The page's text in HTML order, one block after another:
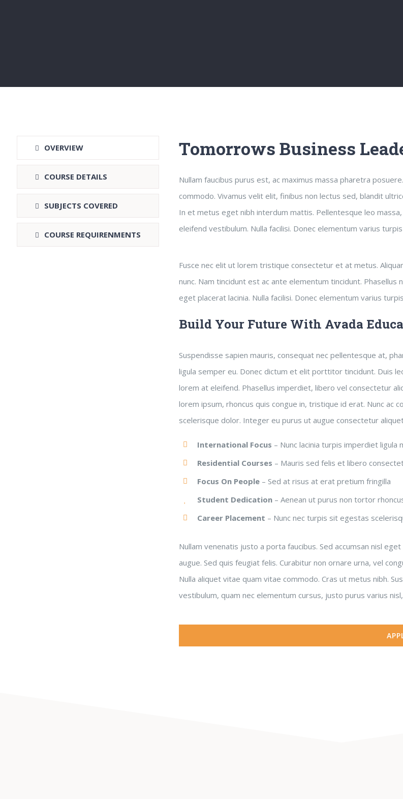
OVERVIEW
COURSE DETAILS
SUBJECTS COVERED
COURSE REQUIRENMENTS
Tomorrows Business
Nullam faucibus purus est, ac maximus massa pharetra
commodo. Vivamus velit elit, finibus non lectus sed, blandit
In et metus eget nibh interdum mattis. Pellentesque leo
eleifend vestibulum. Nulla facilisi. Donec elementum varius
Fusce nec elit ut lorem tristique consectetur et at metus.
nunc. Nam tincidunt est ac ante elementum tincidunt.
eget placerat lacinia. Nulla facilisi. Donec elementum varius
Build Your Future With Avada
Suspendisse sapien mauris, consequat nec pellentesque at,
ligula semper eu. Donec dictum et elit porttitor tincidunt. Duis
lorem at eleifend. Phasellus imperdiet, libero vel consectetur
lorem ipsum, rhoncus quis congue in, tristique id erat. Nunc ac
scelerisque dolor. Integer eu purus ut augue consectetur
International Focus – Nunc lacinia turpis imperdiet ligula
Residential Courses – Mauris sed felis et libero
Focus On People – Sed at risus at erat pretium fringilla
Student Dedication – Aenean ut purus non tortor
Career Placement – Nunc nec turpis sit egestas
Nullam venenatis justo a porta faucibus. Sed accumsan nisl
augue. Sed quis feugiat felis. Curabitur non ornare urna, vel
Nulla aliquet vitae quam vitae commodo. Cras ut metus nibh.
vestibulum, quam nec elementum cursus, justo purus varius